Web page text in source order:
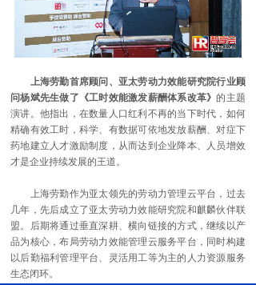
上海劳勤首席顾问、亚太劳动力效能研究院行业顾
问杨斌先生做了《工时效能激发薪酬体系改革》的主题
演讲。他指出，在数量人口红利不再的当下时代，如何
精确有效工时，科学、有数据可依地发放薪酬、对症下
药地建立人才激励制度，从而达到企业降本、人员增效
才是企业持续发展的王道。
上海劳勤作为亚太领先的劳动力管理云平台，过去
几年，先后成立了亚太劳动力效能研究院和麒麟伙伴联
盟。后期将通过垂直深耕、横向链接的方式，继续以产
品为核心，布局劳动力效能管理云服务平台，同时构建
以后勤福利管理平台、灵活用工等为主的人力资源服务
生态闭环。